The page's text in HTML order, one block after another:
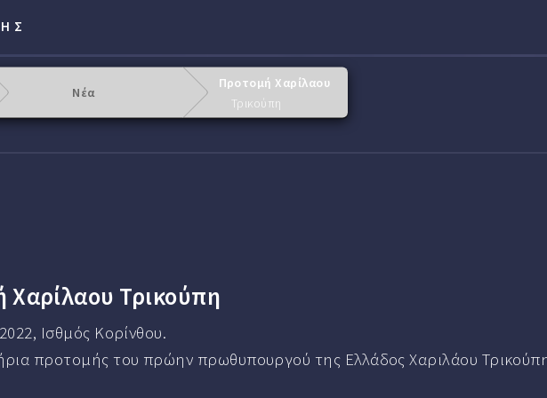
Νέα
Προτομή Χαρίλαου
Τρικούπη
Χαρίλαου Τρικούπη
Ισθμός Κορίνθου.
προτομής του πρώην πρωθυπουργού της Ελλάδος Χαριλάου